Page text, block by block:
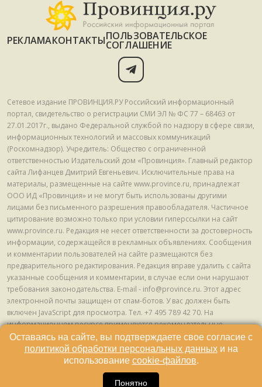
РЕКЛАМАКОНТАКТЫПОЛЬЗОВАТЕЛЬСКОЕ
СОГЛАШЕНИЕ
Сетевое издание ПРОВИНЦИЯ.РУ Российский информационный
портал, свидетельство о регистрации СМИ ЭЛ № ФС 77 – 68463 от
27.01.2017г., выдано Федеральной службой по надзору в сфере связи,
информационных технологий и массовых коммуникаций
(Роскомнадзор). Учредитель: Общество с ограниченной
ответственностью Издательский дом «Провинция». Главный редактор
сайта Лифанцев Дмитрий Евгеньевич. Исключительные права на
материалы, размещенные на сайте www.province.ru, принадлежат
ООО ИД «Провинция» и не могут быть использованы другими
лицами без письменного разрешения правообладателя. Частичное
цитирование возможно только при условии гиперссылки на сайт
www.province.ru. Редакция не несет ответственности за достоверность
информации, содержащейся в рекламных объявлениях. Сообщения
и комментарии пользователей на сайте размещаются без
предварительного редактирования. Редакция вправе удалить с сайта
указанные сообщения и комментарии, в случае если они нарушают
требования законодательства. E-mail - info@province.ru. Этот адрес
электронной почты защищен от спам-ботов. У вас должен быть
включен JavaScript для просмотра. Tел. +7 495 789 42 70. На
информационном ресурсе применяются рекомендательные
технологии (информационные технологии предоставления
информации на основе сбора, систематизации и анализа сведений,
относящихся к предпочтениям пользователей сети "Интернет",
находящихся на территории Российской Федерации) © ООО ИД
Оставаясь на сайте, вы подтверждаете свое согласие с
политикой обработки персональных данныхи на
использование cookie-файлов.
Понятно